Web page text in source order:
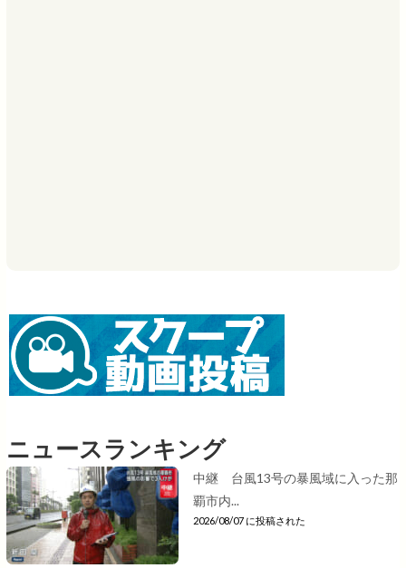
ニュースランキング
中継 台風13号の暴風域に入った那
覇市内...
2026/08/07 に投稿された